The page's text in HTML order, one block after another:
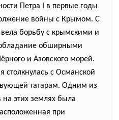
Петра I в первые годы
войны с Крымом. С
вела борьбу с крымскими и
обширными
и Азовского морей.
столкнулась с Османской
татарам. Одним из
этих землях была
при